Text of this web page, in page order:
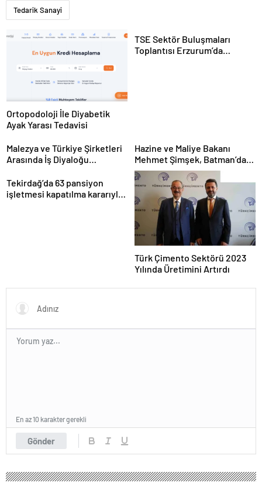
Tedarik Sanayi
Ortopodoloji İle Diyabetik
Ayak Yarası Tedavisi
TSE Sektör Buluşmaları
Toplantısı Erzurum’da
Malezya ve Türkiye Şirketleri
Arasında İş Diyaloğu
Hazine ve Maliye Bakanı
Mehmet Şimşek, Batman’da
medikal malzeme üretimi
yapacak bir fabrikanın
açılışını gerçekleştirdi
Tekirdağ’da 63 pansiyon
işletmesi kapatılma kararıyla
Türk Çimento Sektörü 2023
Yılında Üretimini Artırdı
Gönder
En az 10 karakter gerekli